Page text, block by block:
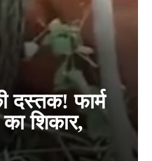
दस्तक! फार्म
शिकार,